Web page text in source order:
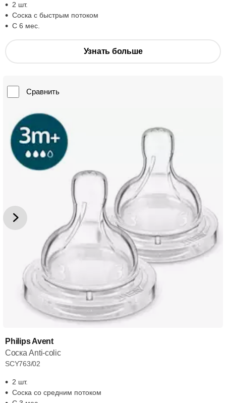
2 шт.
Соска с быстрым потоком
С 6 мес.
Узнать больше
Сравнить
Philips Avent
Соска Anti-colic
SCY763/02
2 шт.
Соска со средним потоком